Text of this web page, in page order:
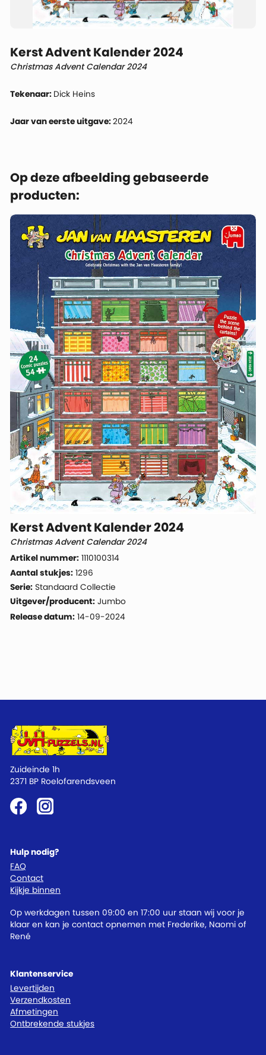
Kerst Advent Kalender 2024
Christmas Advent Calendar 2024
Tekenaar: Dick Heins
Jaar van eerste uitgave:2024
Op deze afbeelding gebaseerde
producten:
Kerst Advent Kalender 2024
Christmas Advent Calendar 2024
Artikel nummer: 1110100314
Aantal stukjes: 1296
Serie: Standaard Collectie
Uitgever/producent: Jumbo
Release datum: 14-09-2024
Klantenservice
Levertijden
Verzendkosten
Afmetingen
Ontbrekende stukjes
Hulp nodig?
FAQ
Contact
Kijkje binnen
Op werkdagen tussen 09:00 en 17:00 uur staan wij voor je
klaar en kan je contact opnemen met Frederike, Naomi of
René
Zuideinde 1h
2371 BP Roelofarendsveen